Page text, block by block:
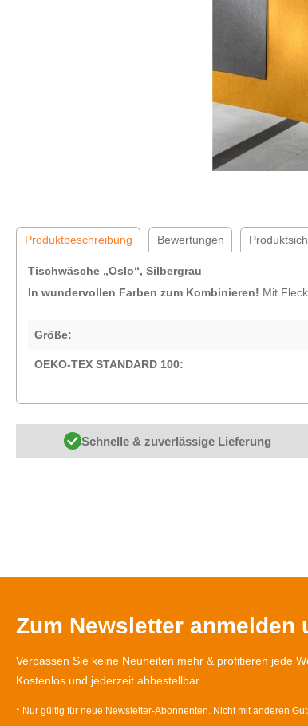
Produktbeschreibung Bewertungen
Tischwäsche „Oslo“, Silbergrau
In wundervollen Farben zum Kombinieren! Mit
Größe:
OEKO-TEX STANDARD 100:
Schnelle & zuverlässige Lieferung
Zum Newsletter anmelden
Verpassen Sie keine Neuheiten mehr & profitieren jede
Kostenlos und jederzeit abbestellbar.
* Nur gültig für neue Newsletter-Abonnenten. Nicht mit anderen